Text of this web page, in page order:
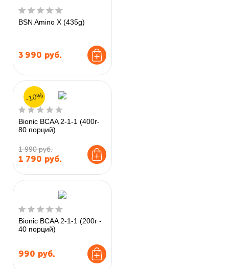
BSN Amino X (435g)
3 990 руб.
Bionic BCAA 2-1-1 (400г-
80 порций)
1 990 руб.
1 790 руб.
-10%
Bionic BCAA 2-1-1 (200г -
40 порций)
990 руб.